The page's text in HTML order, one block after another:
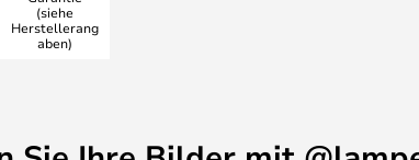
gegen Seeluft und
eine zuverlässige und
(siehe
Herstellerang
aben)